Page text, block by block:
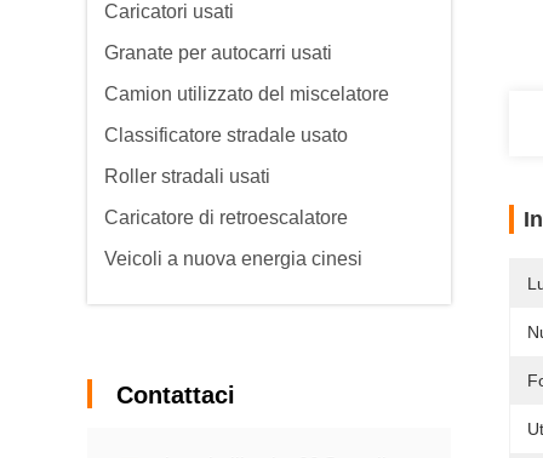
Caricatori usati
Granate per autocarri usati
Camion utilizzato del miscelatore
Classificatore stradale usato
Roller stradali usati
Caricatore di retroescalatore
Veicoli a nuova energia cinesi
Contattaci